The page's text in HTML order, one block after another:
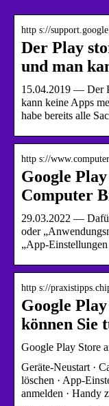
http s://
Der Play
und man
15.04.2019 — Der
kann keine Apps
habe bereits alle
http s://
Google
Computer
29.03.2022 —
oder
„App-
http s://
Google
können Sie
Google Play Store
Geräte-Neustart ·
löschen · App-
anmelden · Handy